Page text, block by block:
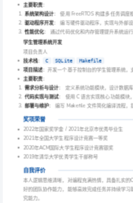
主要职责：
系统架构设计： 使用 FreeRTOS 构建多任务调度
驱动程序开发： 编写硬件驱动程序，实现与外部设
性能优化： 通过代码优化和内存管理提升系统运行
学生管理系统开发
项目负责人
技术栈： C SQLite Makefile
项目描述：开发一个基于控制台的学生管理系统，
主要职责：
需求分析与设计： 定义系统功能模块，设计数据库
代码实现与测试： 使用 C 语言实现核心功能模块
部署与维护： 编写 Makefile 文件简化编译流程，
奖项荣誉
2022年国家奖学金 / 2021年北京市优秀毕业生
2021年全国大学生程序设计竞赛一等奖
2020年ACM国际大学生程序设计竞赛银奖
2019年清华大学优秀学生干部称号
自我评价
本人逻辑思维清晰，对编程充满热情，具备扎实
好的团队协作能力，能够高效完成任务并持续学
究能力。